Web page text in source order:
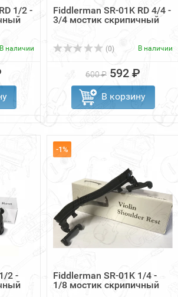
1/2 -
В наличии
Fiddlerman SR-01K RD 4/4 -
3/4 мостик скрипичный
(0) В наличии
600 ₽ 592 ₽
В корзину
2 -
-1%
Fiddlerman SR-01K 1/4 -
1/8 мостик скрипичный